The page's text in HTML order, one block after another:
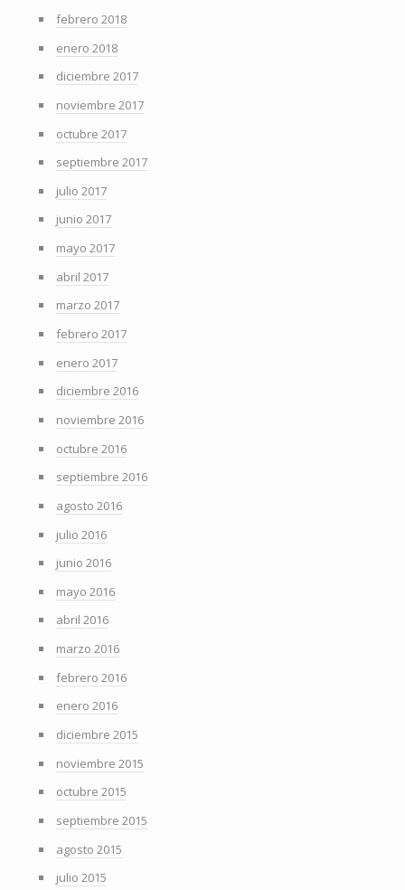
febrero 2018
enero 2018
diciembre 2017
noviembre 2017
octubre 2017
septiembre 2017
julio 2017
junio 2017
mayo 2017
abril 2017
marzo 2017
febrero 2017
enero 2017
diciembre 2016
noviembre 2016
octubre 2016
septiembre 2016
agosto 2016
julio 2016
junio 2016
mayo 2016
abril 2016
marzo 2016
febrero 2016
enero 2016
diciembre 2015
noviembre 2015
octubre 2015
septiembre 2015
agosto 2015
julio 2015